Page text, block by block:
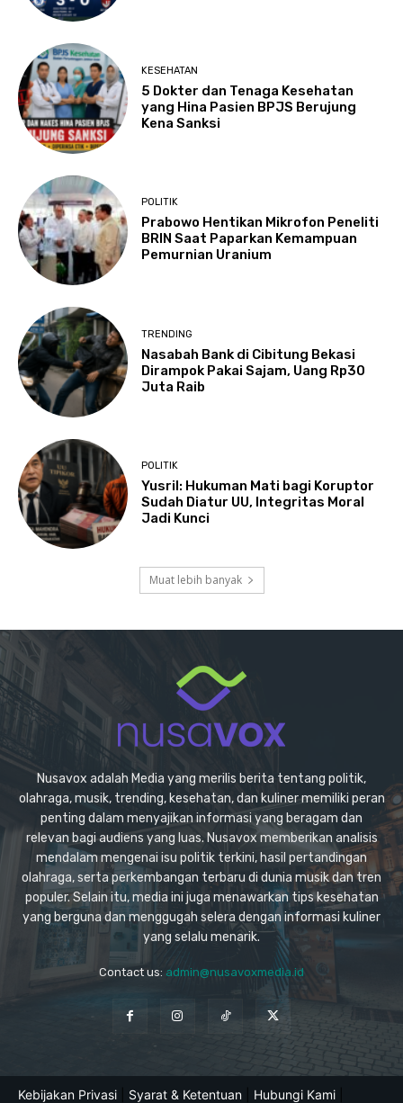
KESEHATAN
5 Dokter dan Tenaga Kesehatan
yang Hina Pasien BPJS Berujung
Kena Sanksi
POLITIK
Prabowo Hentikan Mikrofon Peneliti
BRIN Saat Paparkan Kemampuan
Pemurnian Uranium
TRENDING
Nasabah Bank di Cibitung Bekasi
Dirampok Pakai Sajam, Uang Rp30
Juta Raib
POLITIK
Yusril: Hukuman Mati bagi Koruptor
Sudah Diatur UU, Integritas Moral
Jadi Kunci
Muat lebih banyak
Nusavox adalah Media yang merilis berita tentang politik,
olahraga, musik, trending, kesehatan, dan kuliner memiliki peran
penting dalam menyajikan informasi yang beragam dan
relevan bagi audiens yang luas. Nusavox memberikan analisis
mendalam mengenai isu politik terkini, hasil pertandingan
olahraga, serta perkembangan terbaru di dunia musik dan tren
populer. Selain itu, media ini juga menawarkan tips kesehatan
yang berguna dan menggugah selera dengan informasi kuliner
yang selalu menarik.
Contact us: admin@nusavoxmedia.id
Kebijakan Privasi Syarat & Ketentuan Hubungi Kami